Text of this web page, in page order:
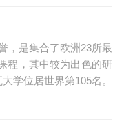
，是集合了欧洲23所最
程，其中较为出色的研
学位居世界第105名。